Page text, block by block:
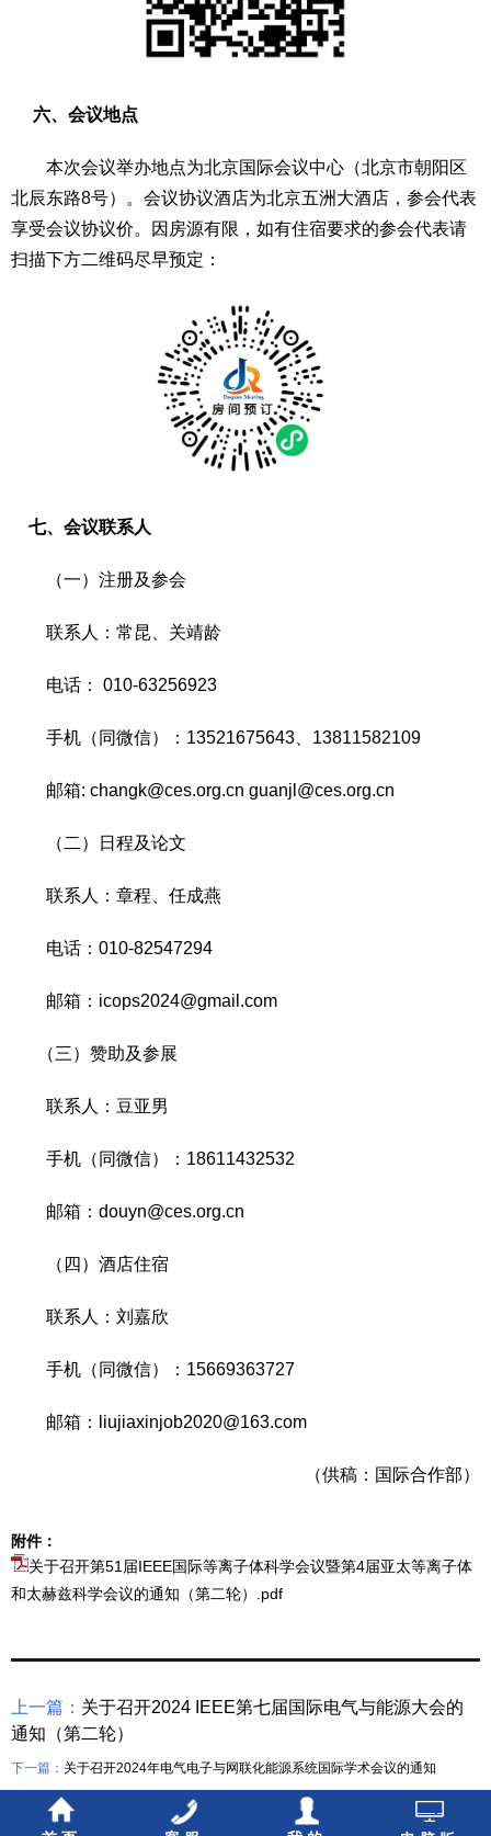
六、会议地点
本次会议举办地点为北京国际会议中心（北京市朝阳区
北辰东路8号）。会议协议酒店为北京五洲大酒店，参会代表
享受会议协议价。因房源有限，如有住宿要求的参会代表请
扫描下方二维码尽早预定：
七、会议联系人
（一）注册及参会
联系人：常昆、关靖龄
电话： 010-63256923
手机（同微信）：13521675643、13811582109
邮箱: changk@ces.org.cn guanjl@ces.org.cn
（二）日程及论文
联系人：章程、任成燕
电话：010-82547294
邮箱：icops2024@gmail.com
（三）赞助及参展
联系人：豆亚男
手机（同微信）：18611432532
邮箱：douyn@ces.org.cn
（四）酒店住宿
联系人：刘嘉欣
手机（同微信）：15669363727
邮箱：liujiaxinjob2020@163.com
（供稿：国际合作部）
附件：
关于召开第51届IEEE国际等离子体科学会议暨第4届亚太等离子体
和太赫兹科学会议的通知（第二轮）.pdf
上一篇： 关于召开2024 IEEE第七届国际电气与能源大会的
通知（第二轮）
下一篇： 关于召开2024年电气电子与网联化能源系统国际学术会议的通知